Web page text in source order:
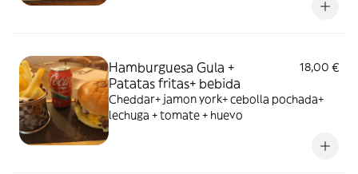
Hamburguesa Gula +
Patatas fritas+ bebida
18,00 €
Cheddar+ jamon york+ cebolla pochada+
lechuga + tomate + huevo